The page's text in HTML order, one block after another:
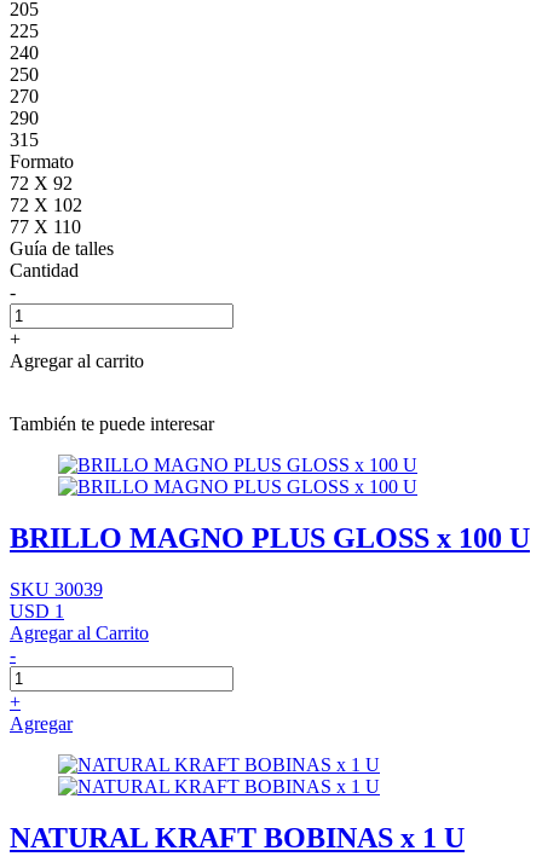
205
225
240
250
270
290
315
Formato
72 X 92
72 X 102
77 X 110
Guía de talles
Cantidad
-
+
Agregar al carrito
También te puede interesar
BRILLO MAGNO PLUS GLOSS x 100 U
SKU 30039
USD 1
Agregar al Carrito
-
+
Agregar
NATURAL KRAFT BOBINAS x 1 U